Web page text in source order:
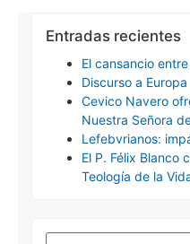
Entradas recientes
El cansancio
Discurso a Europa
Cevico Navero
Nuestra Señora
Lefebvrianos:
El P. Félix Blanco
Teología de la